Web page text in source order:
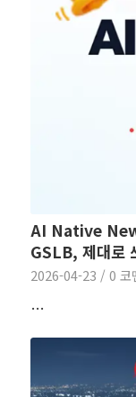
AI Native
GSLB, 제대로
2026-04-23 / 0 코
…